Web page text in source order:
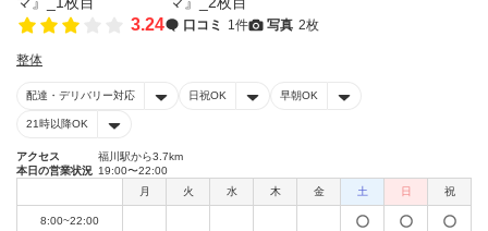
3.24 口コミ 1件 写真 2枚
整体
配達・デリバリー対応 日祝OK 早朝OK
21時以降OK
アクセス
福川駅から3.7km
本日の営業状況 19:00〜22:00
月
火 水 木 金 土 日 祝
8:00~22:00